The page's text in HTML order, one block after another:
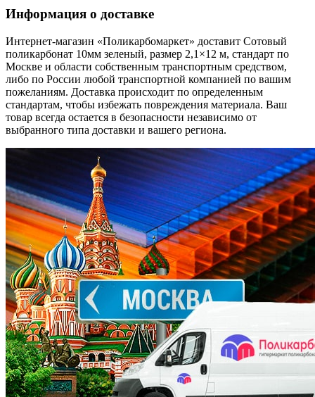
Информация о доставке
Интернет-магазин «Поликарбомаркет» доставит Сотовый
поликарбонат 10мм зеленый, размер 2,1×12 м, стандарт по
Москве и области собственным транспортным средством,
либо по России любой транспортной компанией по вашим
пожеланиям. Доставка происходит по определенным
стандартам, чтобы избежать повреждения материала. Ваш
товар всегда остается в безопасности независимо от
выбранного типа доставки и вашего региона.